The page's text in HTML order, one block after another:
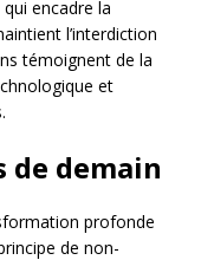
encadre la
l’interdiction
témoignent de la
et
de demain
profonde
de non-